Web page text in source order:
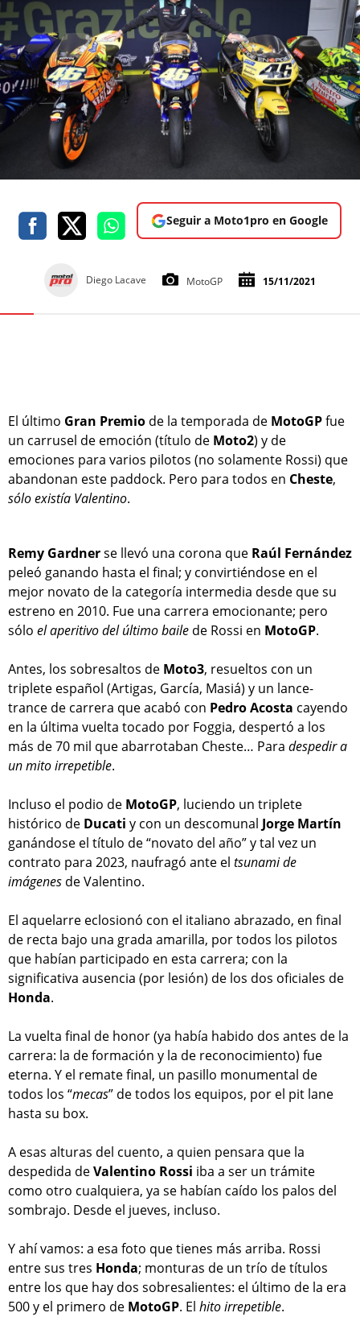
Seguir a Moto1pro en Google
Diego Lacave MotoGP 15/11/2021
El último Gran Premio de la temporada de MotoGPfue
un carrusel de emoción (título de Moto2) y de
emociones para varios pilotos (no solamente Rossi) que
abandonan este paddock. Pero para todos en Cheste,
sólo existía Valentino.
Remy Gardnerse llevó una corona que Raúl Fernández
peleó ganando hasta el final; y convirtiéndose en el
mejor novato de la categoría intermedia desde que su
estreno en 2010. Fue una carrera emocionante; pero
sólo el aperitivo del último baile de Rossi en MotoGP.
Antes, los sobresaltos de Moto3, resueltos con un
triplete español (Artigas, García, Masiá) y un lance-
trance de carrera que acabó con Pedro Acosta cayendo
en la última vuelta tocado por Foggia, despertó a los
más de 70 mil que abarrotaban Cheste… Para despedir a
un mito irrepetible.
Incluso el podio de MotoGP, luciendo un triplete
histórico de Ducati y con un descomunal Jorge Martín
ganándose el título de “novato del año” y tal vez un
contrato para 2023, naufragó ante el tsunami de
imágenes de Valentino.
El aquelarre eclosionó con el italiano abrazado, en final
de recta bajo una grada amarilla, por todos los pilotos
que habían participado en esta carrera; con la
significativa ausencia (por lesión) de los dos oficiales de
Honda.
La vuelta final de honor (ya había habido dos antes de la
carrera: la de formación y la de reconocimiento) fue
eterna. Y el remate final, un pasillo monumental de
todos los “mecas” de todos los equipos, por el pit lane
hasta su box.
A esas alturas del cuento, a quien pensara que la
despedida deValentino Rossi iba a ser un trámite
como otro cualquiera, ya se habían caído los palos del
sombrajo. Desde el jueves, incluso.
Y ahí vamos: a esa foto que tienes más arriba. Rossi
entre sus tres Honda; monturas de un trío de títulos
entre los que hay dos sobresalientes: el último de la era
500 y el primero de MotoGP. El hito irrepetible.